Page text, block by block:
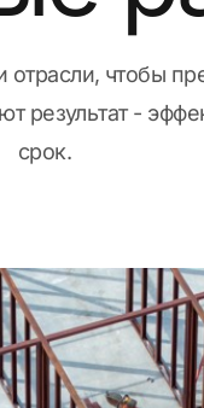
чтобы
результат -
срок.